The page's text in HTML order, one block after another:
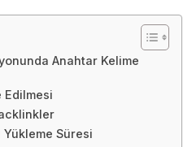
Anahtar Kelime
Edilmesi
Yükleme Süresi